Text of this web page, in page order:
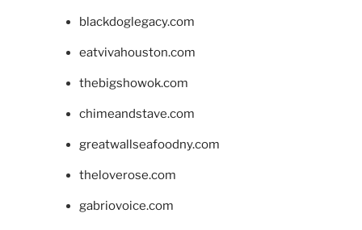
blackdoglegacy.com
eatvivahouston.com
thebigshowok.com
chimeandstave.com
greatwallseafoodny.com
theloverose.com
gabriovoice.com